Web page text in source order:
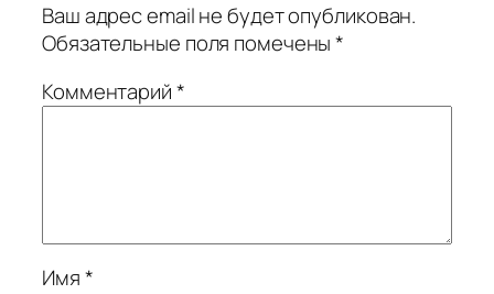
Ваш адрес email не будет опубликован.
Обязательные поля помечены*
Комментарий*
Имя*